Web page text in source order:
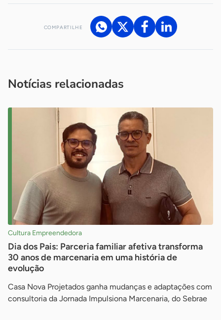
COMPARTILHE
Notícias relacionadas
Cultura Empreendedora
Dia dos Pais: Parceria familiar afetiva transforma
30 anos de marcenaria em uma história de
evolução
Casa Nova Projetados ganha mudanças e adaptações com
consultoria da Jornada Impulsiona Marcenaria, do Sebrae